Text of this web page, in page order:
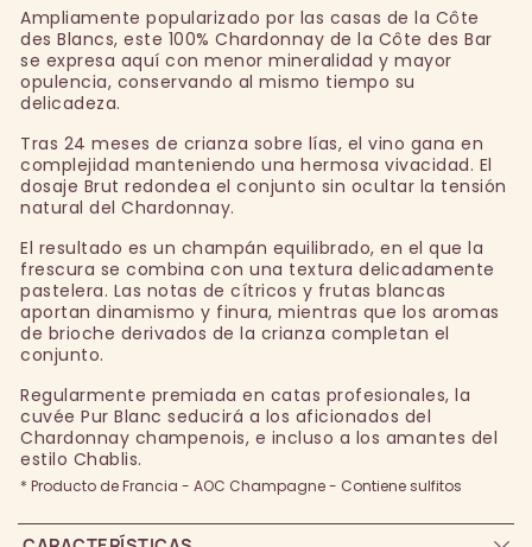
Ampliamente popularizado por las casas de la Côte
des Blancs, este 100% Chardonnay de la Côte des Bar
se expresa aquí con menor mineralidad y mayor
opulencia, conservando al mismo tiempo su
delicadeza.
Tras 24 meses de crianza sobre lías, el vino gana en
complejidad manteniendo una hermosa vivacidad. El
dosaje Brut redondea el conjunto sin ocultar la tensión
natural del Chardonnay.
El resultado es un champán equilibrado, en el que la
frescura se combina con una textura delicadamente
pastelera. Las notas de cítricos y frutas blancas
aportan dinamismo y finura, mientras que los aromas
de brioche derivados de la crianza completan el
conjunto.
Regularmente premiada en catas profesionales, la
cuvée Pur Blanc seducirá a los aficionados del
Chardonnay champenois, e incluso a los amantes del
estilo Chablis.
* Producto de Francia - AOC Champagne - Contiene sulfitos